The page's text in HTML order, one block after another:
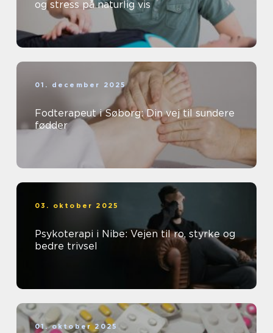
og stress på naturlig vis
01. december 2025
Fodterapeut i Søborg: Din vej til sundere
fødder
03. oktober 2025
Psykoterapi i Nibe: Vejen til ro, styrke og
bedre trivsel
01. oktober 2025